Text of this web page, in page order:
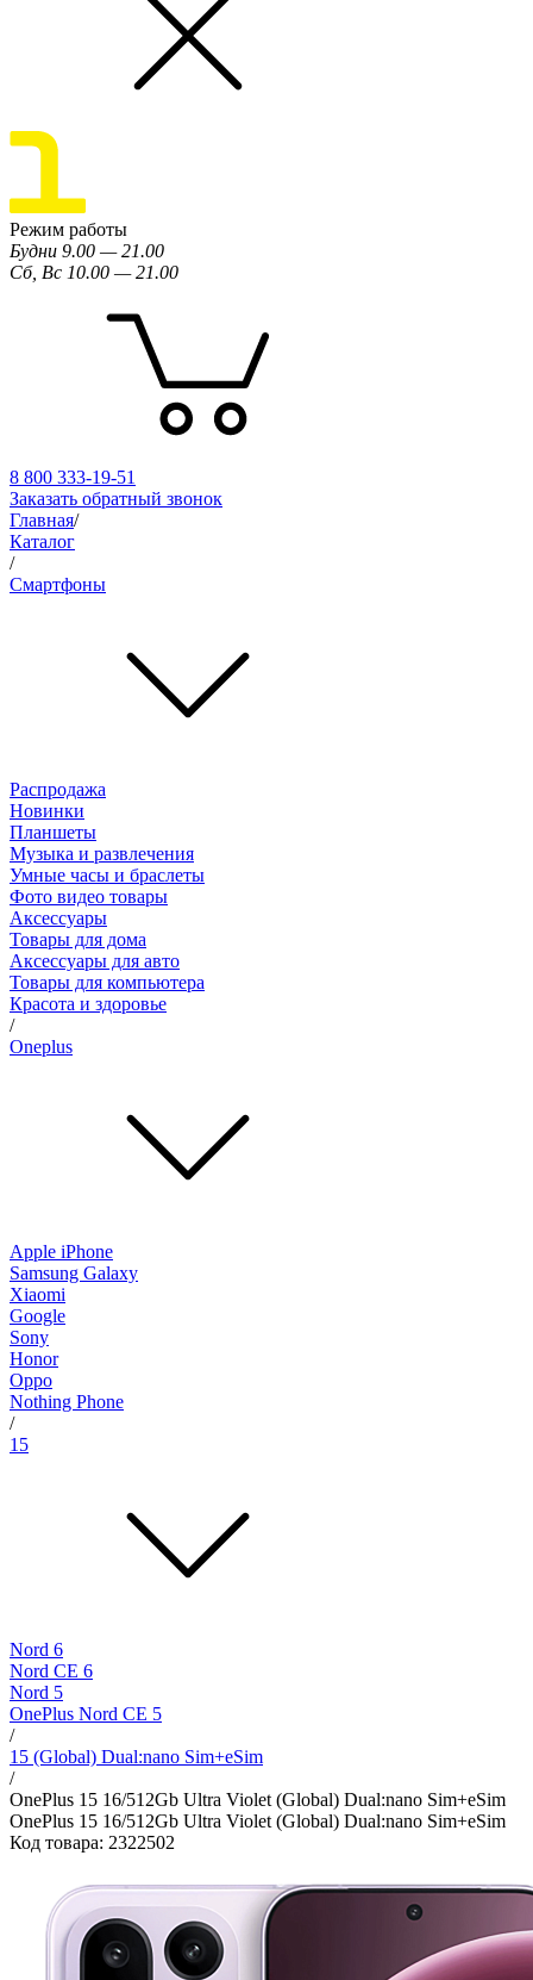
Режим работы
Будни 9.00 — 21.00
Сб, Вс 10.00 — 21.00
8 800 333-19-51
Заказать обратный звонок
Главная/
Каталог
/
Смартфоны
Распродажа
Новинки
Планшеты
Музыка и развлечения
Умные часы и браслеты
Фото видео товары
Аксессуары
Товары для дома
Аксессуары для авто
Товары для компьютера
Красота и здоровье
/
Oneplus
Apple iPhone
Samsung Galaxy
Xiaomi
Google
Sony
Honor
Oppo
Nothing Phone
/
15
Nord 6
Nord CE 6
Nord 5
OnePlus Nord CE 5
/
15 (Global) Dual:nano Sim+eSim
/
OnePlus 15 16/512Gb Ultra Violet (Global) Dual:nano Sim+eSim
OnePlus 15 16/512Gb Ultra Violet (Global) Dual:nano Sim+eSim
Код товара: 2322502